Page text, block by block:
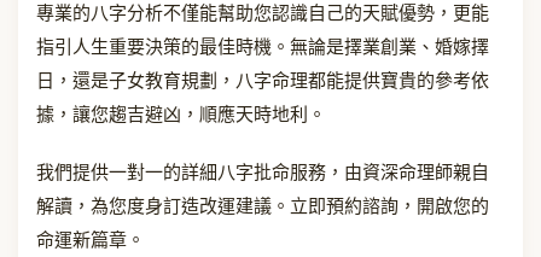
專業的八字分析不僅能幫助您認識自己的天賦優勢，更能
指引人生重要決策的最佳時機。無論是擇業創業、婚嫁擇
日，還是子女教育規劃，八字命理都能提供寶貴的參考依
據，讓您趨吉避凶，順應天時地利。
我們提供一對一的詳細八字批命服務，由資深命理師親自
解讀，為您度身訂造改運建議。立即預約諮詢，開啟您的
命運新篇章。